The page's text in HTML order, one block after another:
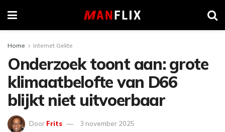
Home Internet Gekte
Onderzoek toont aan: grote
klimaatbelofte van D66
blijkt niet uitvoerbaar
Door Frits 3 november 2025